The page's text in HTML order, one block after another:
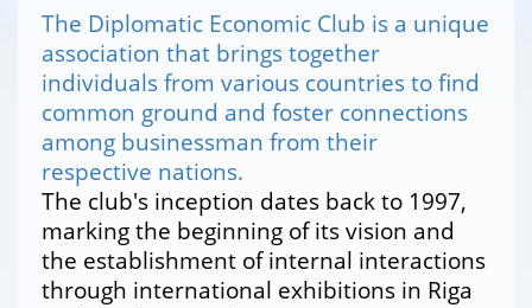
The Diplomatic Economic Club is a unique
association that brings together
individuals from various countries to find
common ground and foster connections
among businessman from their
respective nations.
The club's inception dates back to 1997,
marking the beginning of its vision and
the establishment of internal interactions
through international exhibitions in Riga